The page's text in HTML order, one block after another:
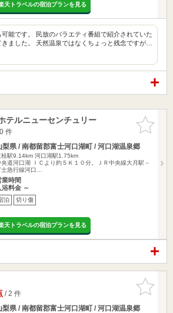
天トラベルの宿泊プランを見る
可能です。 民放のバラエティ番組で紹介されていた
ました。 天然温泉ではなくちょっと残念ですが…
お気に入
りに追加
ルニューセンチュリー
件
梨県 / 南都留郡富士河口湖町 / 河口湖温泉郷
桂駅9.14km 河口湖駅1.75km
央道河口湖 ＩＣより約５Ｋ１０分。ＪＲ中央線大月駅－
士急行線河口…
業時間
浴料金 ～
泊 切り傷
天トラベルの宿泊プランを見る
お気に入
りに追加
/ 2 件
梨県 / 南都留郡富士河口湖町 / 河口湖温泉郷